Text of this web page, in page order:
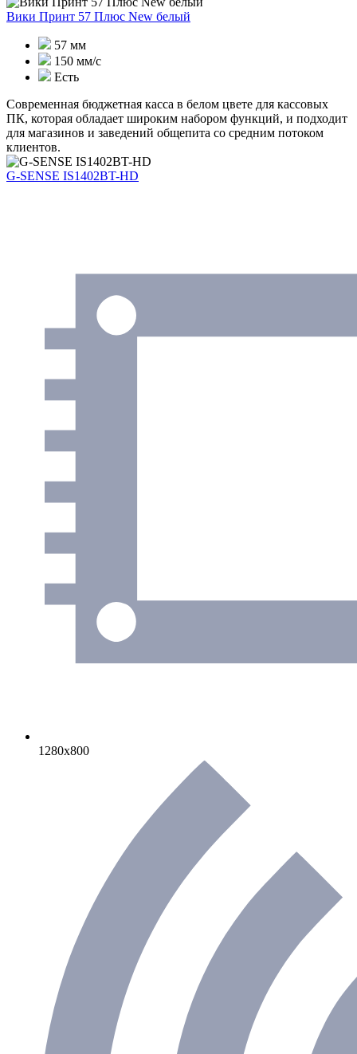
Вики Принт 57 Плюс New белый
57 мм
150 мм/с
Есть
Современная бюджетная касса в белом цвете для кассовых
ПК, которая обладает широким набором функций, и подходит
для магазинов и заведений общепита со средним потоком
клиентов.
G-SENSE IS1402BT-HD
1280х800